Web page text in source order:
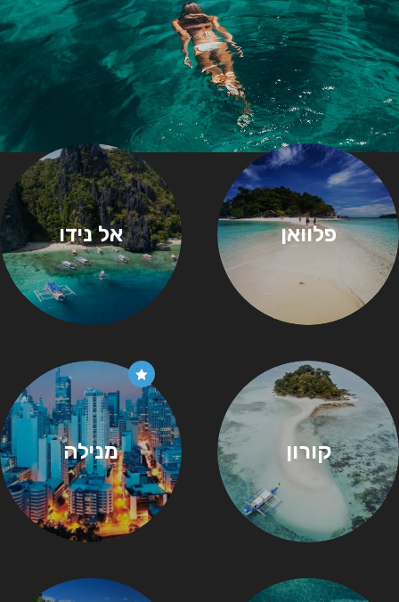
פלוואן אל נידו
קורון מנילה